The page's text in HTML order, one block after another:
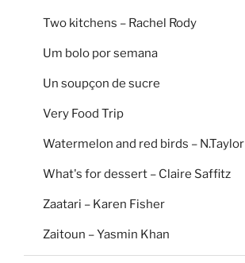
Two kitchens – Rachel Rody
Um bolo por semana
Un soupçon de sucre
Very Food Trip
Watermelon and red birds – N.Taylor
What's for dessert – Claire Saffitz
Zaatari – Karen Fisher
Zaitoun – Yasmin Khan